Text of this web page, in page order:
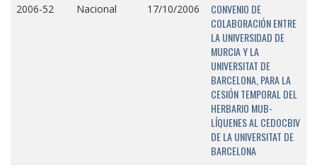
2006-52 Nacional 17/10/2006
CONVENIO DE
COLABORACIÓN ENTRE
LA UNIVERSIDAD DE
MURCIA Y LA
UNIVERSITAT DE
BARCELONA, PARA LA
CESIÓN TEMPORAL DEL
HERBARIO MUB-
LÍQUENES AL CEDOCBIV
DE LA UNIVERSITAT DE
BARCELONA